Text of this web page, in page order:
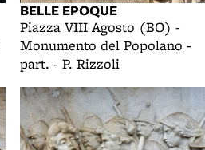
BELLE EPOQUE
Piazza VIII Agosto (BO) -
Monumento del Popolano -
part. - P. Rizzoli